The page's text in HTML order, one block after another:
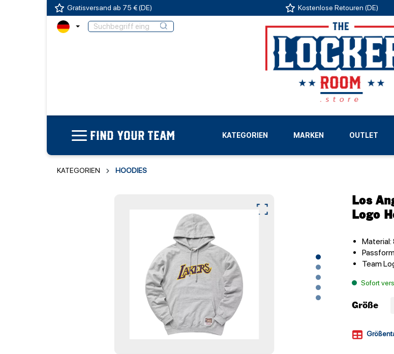
Gratisversand ab 75 € (DE) Kostenlose Retouren (DE)
FIND YOUR TEAM KATEGORIEN MARKEN
LIGEN
OUTLET
KATEGORIEN HOODIES
Los
Logo
Material:
Team
Sofort
Größe